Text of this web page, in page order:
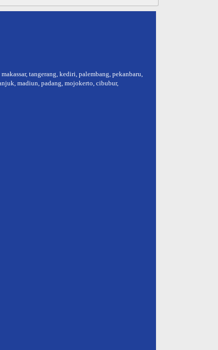
tangerang, kediri, palembang, pekanbaru,
madiun, padang, mojokerto, cibubur,